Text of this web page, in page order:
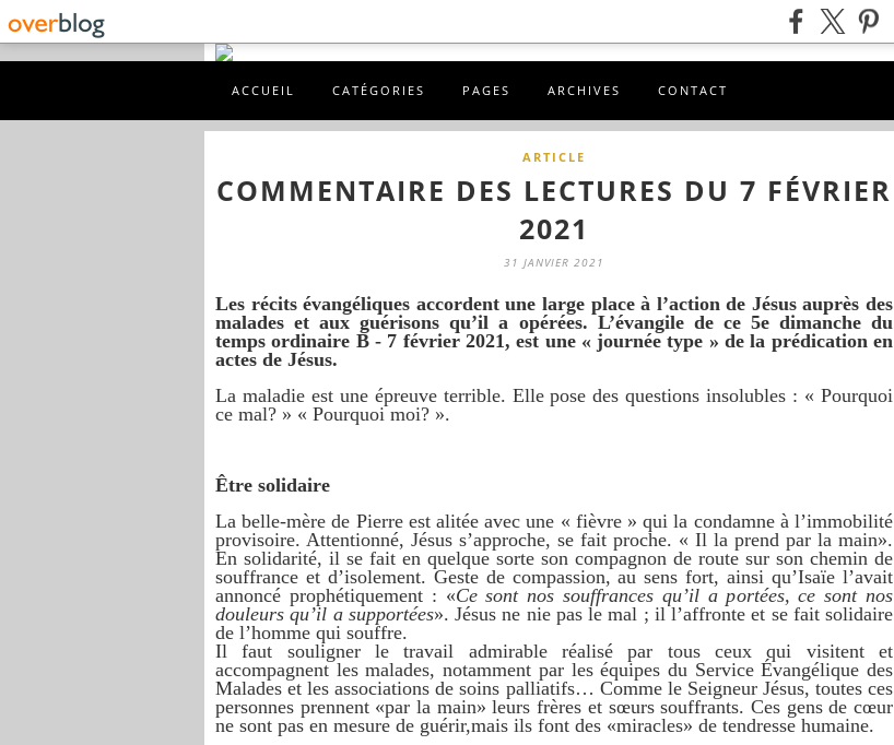
ACCUEIL CATÉGORIES PAGES ARCHIVES CONTACT
ARTICLE
COMMENTAIRE DES LECTURES DU 7 FÉVRIER
2021
31 JANVIER 2021
Les récits évangéliques accordent une large place à l’action de Jésus auprès des
malades et aux guérisons qu’il a opérées. L’évangile de ce 5e dimanche du
temps ordinaire B - 7 février 2021, est une « journée type » de la prédication en
actes de Jésus.
La maladie est une épreuve terrible. Elle pose des questions insolubles : « Pourquoi
ce mal? » « Pourquoi moi? ».
Être solidaire
La belle-mère de Pierre est alitée avec une « fièvre » qui la condamne à l’immobilité
provisoire. Attentionné, Jésus s’approche, se fait proche. « Il la prend par la main».
En solidarité, il se fait en quelque sorte son compagnon de route sur son chemin de
souffrance et d’isolement. Geste de compassion, au sens fort, ainsi qu’Isaïe l’avait
annoncé prophétiquement : «Ce sont nos souffrances qu’il a portées, ce sont nos
douleurs qu’il a supportées». Jésus ne nie pas le mal ; il l’affronte et se fait solidaire
de l’homme qui souffre.
Il faut souligner le travail admirable réalisé par tous ceux qui visitent et
accompagnent les malades, notamment par les équipes du Service Évangélique des
Malades et les associations de soins palliatifs… Comme le Seigneur Jésus, toutes ces
personnes prennent «par la main» leurs frères et sœurs souffrants. Ces gens de cœur
ne sont pas en mesure de guérir,mais ils font des «miracles» de tendresse humaine.